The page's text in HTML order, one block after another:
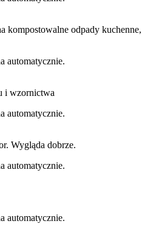
odpady kuchenne,
automatycznie.
i wzornictwa
automatycznie.
Wygląda dobrze.
automatycznie.
automatycznie.